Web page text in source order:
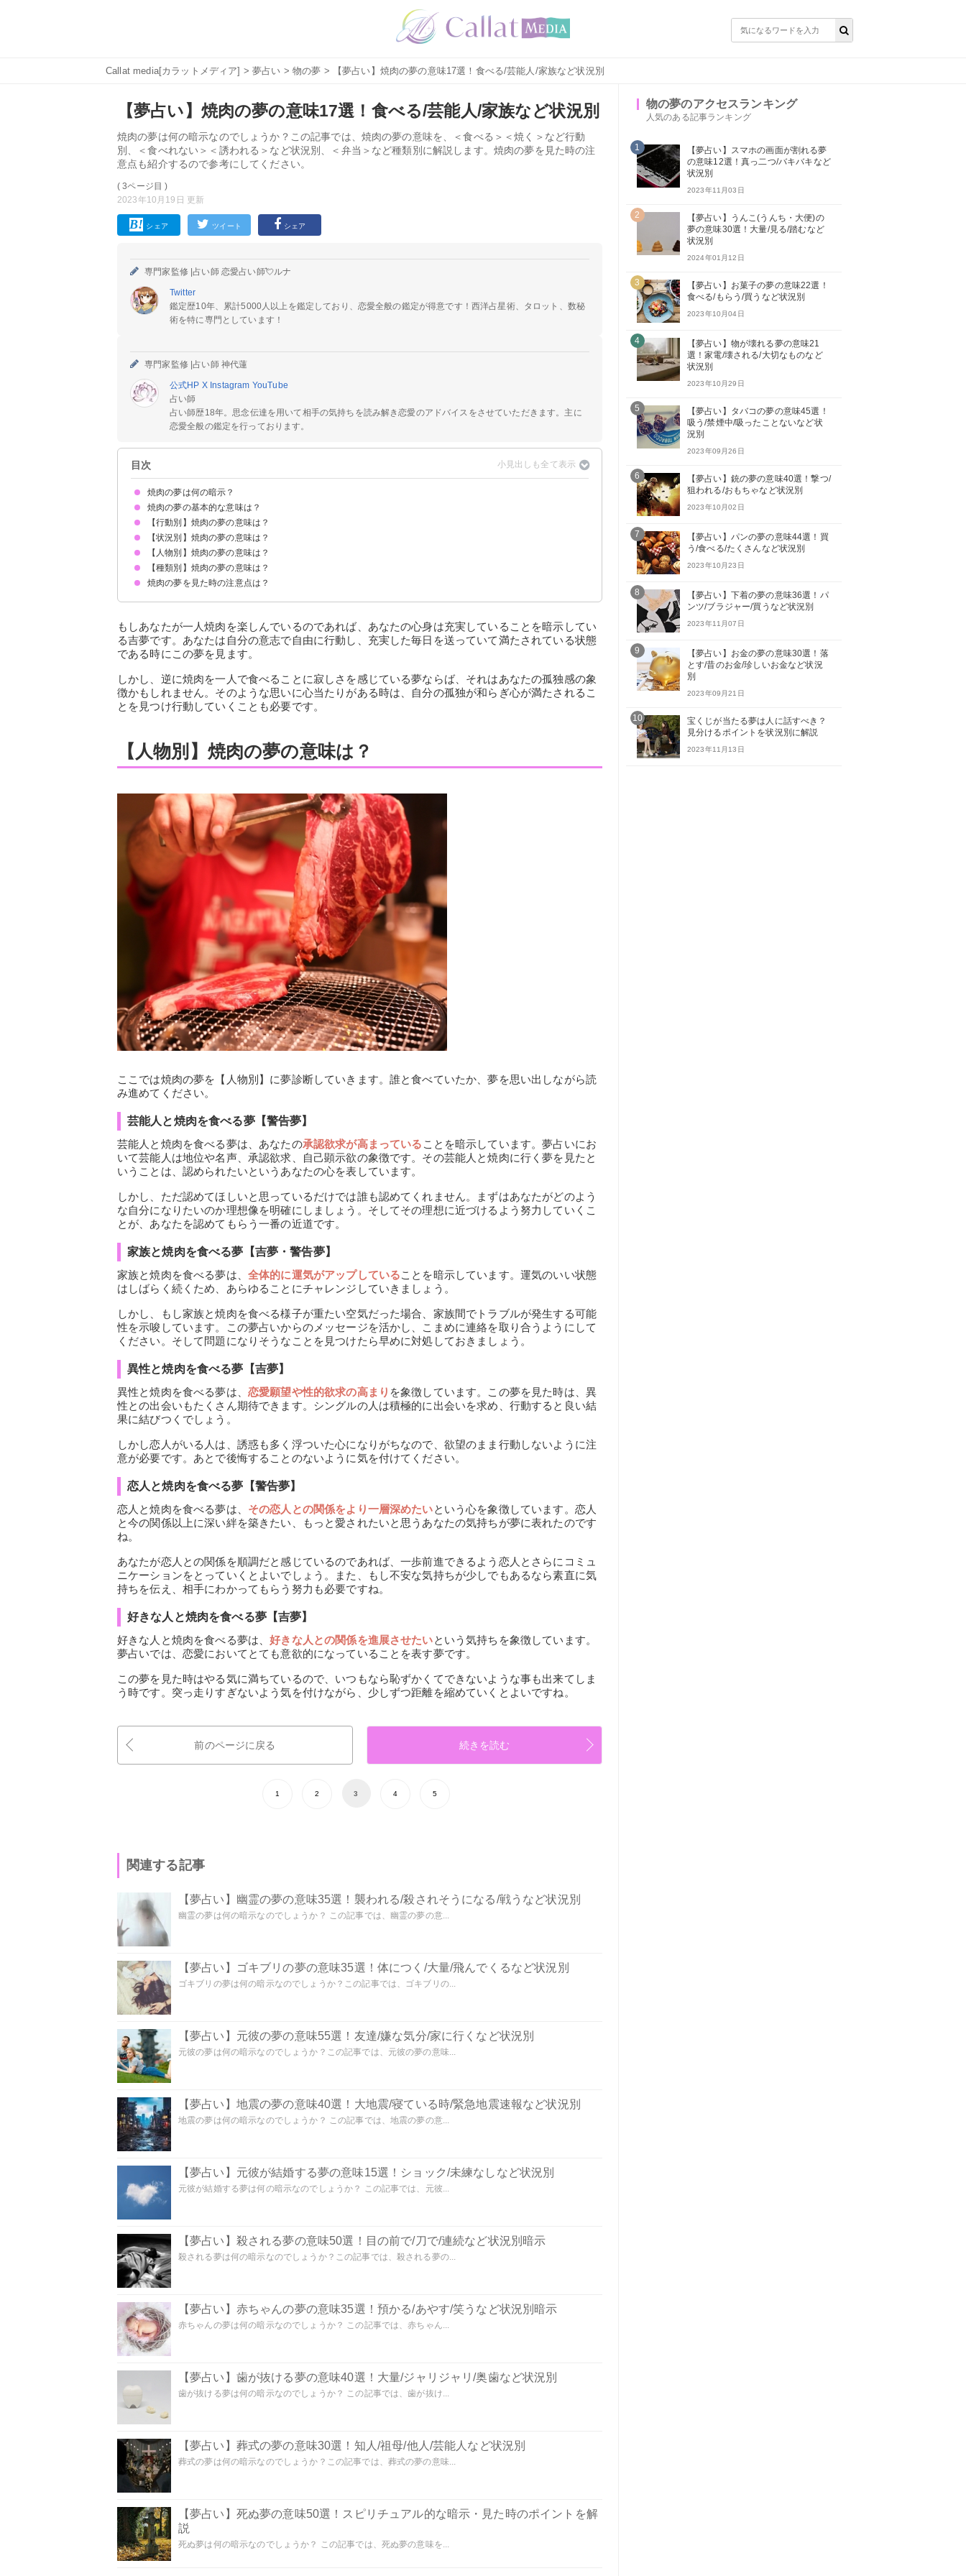
Callat media[カラットメディア] >夢占い > 物の夢 > 【夢占い】焼肉の夢の意味17選！食べる/芸能人/家族など状況別
【夢占い】焼肉の夢の意味17選！食べる/芸能人/家族など状況別
焼肉の夢は何の暗示なのでしょうか？この記事では、焼肉の夢の意味を、＜食べる＞＜焼く＞など行動
別、＜食べれない＞＜誘われる＞など状況別、＜弁当＞など種類別に解説します。焼肉の夢を見た時の注
意点も紹介するので参考にしてください。
( 3ページ目 )
2023年10月19日 更新
シェア ツイート シェア
専門家監修 |占い師 恋愛占い師💘ルナ
Twitter
鑑定歴10年、累計5000人以上を鑑定しており、恋愛全般の鑑定が得意です！西洋占星術、タロット、数秘
術を特に専門としています！
専門家監修 |占い師 神代蓮
公式HP X Instagram YouTube
占い師
占い師歴18年。思念伝達を用いて相手の気持ちを読み解き恋愛のアドバイスをさせていただきます。主に
恋愛全般の鑑定を行っております。
目次
焼肉の夢は何の暗示？
焼肉の夢の基本的な意味は？
気力ややる気に満ちていることの暗示
状況によって意味が決まる
【行動別】焼肉の夢の意味は？
焼肉を食べる夢【吉夢・警告夢】
焼肉を焼く夢【吉夢・警告夢】
焼肉屋で働く夢【吉夢】
焼肉屋を外から見る夢【警告夢】
【状況別】焼肉の夢の意味は？
焼肉を食べれない夢【警告夢】
焼肉に誘われる夢【吉夢】
一人で焼肉を食べる夢【吉夢・警告夢】
【人物別】焼肉の夢の意味は？
芸能人と焼肉を食べる夢【警告夢】
家族と焼肉を食べる夢【吉夢・警告夢】
異性と焼肉を食べる夢【吉夢】
恋人と焼肉を食べる夢【警告夢】
好きな人と焼肉を食べる夢【吉夢】
友達と焼肉を食べる夢【警告夢】
【種類別】焼肉の夢の意味は？
ホルモンの夢【吉夢】
生焼けの肉の夢【警告夢】
焼肉弁当の夢【凶夢】
焼肉のタレが濃い夢【警告夢】
焼肉の夢を見た時の注意点は？
もしあなたが一人焼肉を楽しんでいるのであれば、あなたの心身は充実していることを暗示してい
る吉夢です。あなたは自分の意志で自由に行動し、充実した毎日を送っていて満たされている状態
である時にこの夢を見ます。
しかし、逆に焼肉を一人で食べることに寂しさを感じている夢ならば、それはあなたの孤独感の象
徴かもしれません。そのような思いに心当たりがある時は、自分の孤独が和らぎ心が満たされるこ
とを見つけ行動していくことも必要です。
【人物別】焼肉の夢の意味は？
ここでは焼肉の夢を【人物別】に夢診断していきます。誰と食べていたか、夢を思い出しながら読
み進めてください。
芸能人と焼肉を食べる夢【警告夢】
芸能人と焼肉を食べる夢は、あなたの承認欲求が高まっている ことを暗示しています。夢占いにお
いて芸能人は地位や名声、承認欲求、自己顕示欲の象徴です。その芸能人と焼肉に行く夢を見たと
いうことは、認められたいというあなたの心を表しています。
しかし、ただ認めてほしいと思っているだけでは誰も認めてくれません。まずはあなたがどのよう
な自分になりたいのか理想像を明確にしましょう。そしてその理想に近づけるよう努力していくこ
とが、あなたを認めてもらう一番の近道です。
家族と焼肉を食べる夢【吉夢・警告夢】
家族と焼肉を食べる夢は、 全体的に運気がアップしていることを暗示しています。運気のいい状態
はしばらく続くため、あらゆることにチャレンジしていきましょう。
しかし、もし家族と焼肉を食べる様子が重たい空気だった場合、家族間でトラブルが発生する可能
性を示唆しています。この夢占いからのメッセージを活かし、こまめに連絡を取り合うようにして
ください。そして問題になりそうなことを見つけたら早めに対処しておきましょう。
異性と焼肉を食べる夢【吉夢】
異性と焼肉を食べる夢は、 恋愛願望や性的欲求の高まり を象徴しています。この夢を見た時は、異
性との出会いもたくさん期待できます。シングルの人は積極的に出会いを求め、行動すると良い結
果に結びつくでしょう。
しかし恋人がいる人は、誘惑も多く浮ついた心になりがちなので、欲望のまま行動しないように注
意が必要です。あとで後悔することのないように気を付けてください。
恋人と焼肉を食べる夢【警告夢】
恋人と焼肉を食べる夢は、 その恋人との関係をより一層深めたいという心を象徴しています。恋人
と今の関係以上に深い絆を築きたい、もっと愛されたいと思うあなたの気持ちが夢に表れたのです
ね。
あなたが恋人との関係を順調だと感じているのであれば、一歩前進できるよう恋人とさらにコミュ
ニケーションをとっていくとよいでしょう。また、もし不安な気持ちが少しでもあるなら素直に気
持ちを伝え、相手にわかってもらう努力も必要ですね。
好きな人と焼肉を食べる夢【吉夢】
好きな人と焼肉を食べる夢は、好きな人との関係を進展させたいという気持ちを象徴しています。
夢占いでは、恋愛においてとても意欲的になっていることを表す夢です。
この夢を見た時はやる気に満ちているので、いつもなら恥ずかくてできないような事も出来てしま
う時です。突っ走りすぎないよう気を付けながら、少しずつ距離を縮めていくとよいですね。
前のページに戻る 続きを読む
1 2 3 4 5
関連する記事
【夢占い】幽霊の夢の意味35選！襲われる/殺されそうになる/戦うなど状況別
幽霊の夢は何の暗示なのでしょうか？ この記事では、幽霊の夢の意...
【夢占い】ゴキブリの夢の意味35選！体につく/大量/飛んでくるなど状況別
ゴキブリの夢は何の暗示なのでしょうか？この記事では、ゴキブリの...
【夢占い】元彼の夢の意味55選！友達/嫌な気分/家に行くなど状況別
元彼の夢は何の暗示なのでしょうか？この記事では、元彼の夢の意味...
【夢占い】地震の夢の意味40選！大地震/寝ている時/緊急地震速報など状況別
地震の夢は何の暗示なのでしょうか？ この記事では、地震の夢の意...
【夢占い】元彼が結婚する夢の意味15選！ショック/未練なしなど状況別
元彼が結婚する夢は何の暗示なのでしょうか？ この記事では、元彼...
【夢占い】殺される夢の意味50選！目の前で/刀で/連続など状況別暗示
殺される夢は何の暗示なのでしょうか？この記事では、殺される夢の...
【夢占い】赤ちゃんの夢の意味35選！預かる/あやす/笑うなど状況別暗示
赤ちゃんの夢は何の暗示なのでしょうか？ この記事では、赤ちゃん...
【夢占い】歯が抜ける夢の意味40選！大量/ジャリジャリ/奥歯など状況別
歯が抜ける夢は何の暗示なのでしょうか？ この記事では、歯が抜け...
【夢占い】葬式の夢の意味30選！知人/祖母/他人/芸能人など状況別
葬式の夢は何の暗示なのでしょうか？この記事では、葬式の夢の意味...
【夢占い】死ぬ夢の意味50選！スピリチュアル的な暗示・見た時のポイントを解
説
死ぬ夢は何の暗示なのでしょうか？ この記事では、死ぬ夢の意味を...
物の夢のアクセスランキング
人気のある記事ランキング
1
【夢占い】スマホの画面が割れる夢
の意味12選！真っ二つ/バキバキなど
状況別
2023年11月03日
2
【夢占い】うんこ(うんち・大便)の
夢の意味30選！大量/見る/踏むなど
状況別
2024年01月12日
3
【夢占い】お菓子の夢の意味22選！
食べる/もらう/買うなど状況別
2023年10月04日
4
【夢占い】物が壊れる夢の意味21
選！家電/壊される/大切なものなど
状況別
2023年10月29日
5
【夢占い】タバコの夢の意味45選！
吸う/禁煙中/吸ったことないなど状
況別
2023年09月26日
6
【夢占い】銃の夢の意味40選！撃つ/
狙われる/おもちゃなど状況別
2023年10月02日
7
【夢占い】パンの夢の意味44選！買
う/食べる/たくさんなど状況別
2023年10月23日
8
【夢占い】下着の夢の意味36選！パ
ンツ/ブラジャー/買うなど状況別
2023年11月07日
9
【夢占い】お金の夢の意味30選！落
とす/昔のお金/珍しいお金など状況
別
2023年09月21日
10
宝くじが当たる夢は人に話すべき？
見分けるポイントを状況別に解説
2023年11月13日